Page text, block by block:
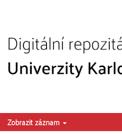
Zobrazit záznam